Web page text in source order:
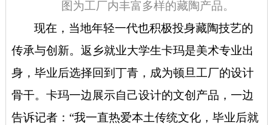
图为工厂内丰富多样的藏陶产品。
现在，当地年轻一代也积极投身藏陶技艺的
传承与创新。返乡就业大学生卡玛是美术专业出
身，毕业后选择回到丁青，成为顿旦工厂的设计
骨干。卡玛一边展示自己设计的文创产品，一边
告诉记者：“我一直热爱本土传统文化，毕业后就